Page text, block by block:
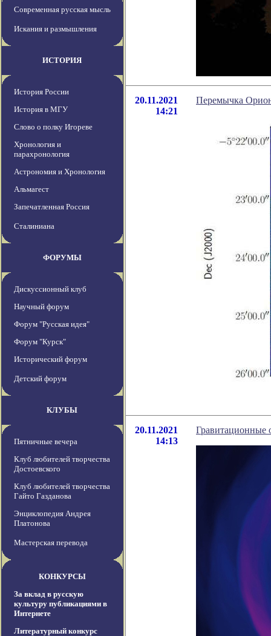
Современная русская мысль
Искания и размышления
ИСТОРИЯ
История России
История в МГУ
Слово о полку Игореве
Хронология и
парахронология
Астрономия и Хронология
Альмагест
Запечатленная Россия
Сталиниана
ФОРУМЫ
Дискуссионный клуб
Научный форум
Форум "Русская идея"
Форум "Курск"
Исторический форум
Детский форум
КЛУБЫ
Пятничные вечера
Клуб любителей творчества
Достоевского
Клуб любителей творчества
Гайто Газданова
Энциклопедия Андрея
Платонова
Мастерская перевода
КОНКУРСЫ
За вклад в русскую
культуру публикациями в
Интернете
Литературный конкурс
20.11.2021
14:21
Перемычка
20.11.2021
14:13
Гравитационные